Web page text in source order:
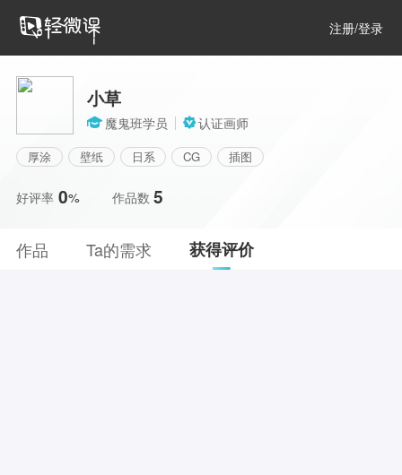
注册/登录
小草
魔鬼班学员 认证画师
厚涂 壁纸 日系 CG 插图
好评率 0% 作品数 5
作品 Ta的需求 获得评价